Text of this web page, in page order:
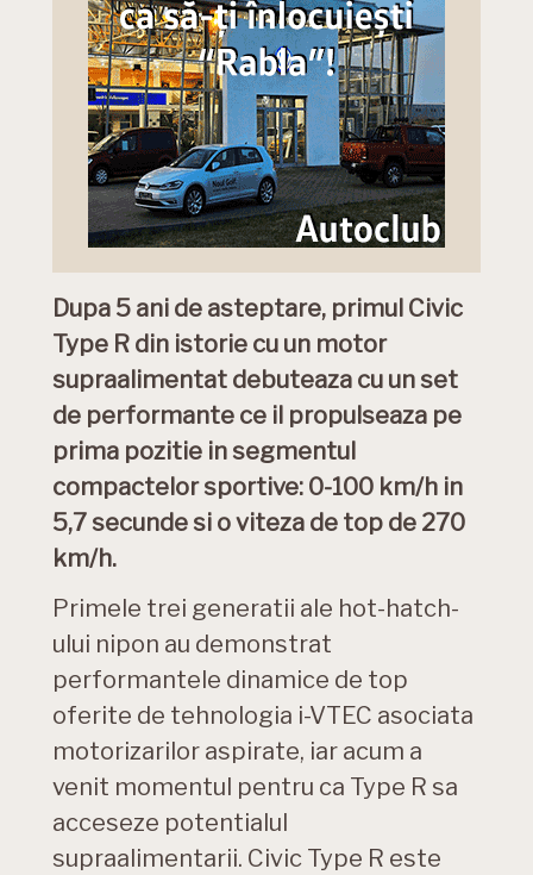
Dupa 5 ani de asteptare, primul Civic
Type R din istorie cu un motor
supraalimentat debuteaza cu un set
de performante ce il propulseaza pe
prima pozitie in segmentul
compactelor sportive: 0-100 km/h in
5,7 secunde si o viteza de top de 270
km/h.
Primele trei generatii ale hot-hatch-
ului nipon au demonstrat
performantele dinamice de top
oferite de tehnologia i-VTEC asociata
motorizarilor aspirate, iar acum a
venit momentul pentru ca Type R sa
acceseze potentialul
supraalimentarii. Civic Type R este